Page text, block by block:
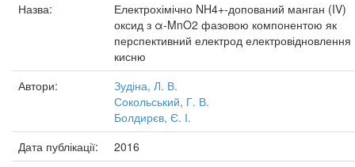
Назва:
Електрохімічно NH4+-допований манган (IV)
оксид з α-MnO2 фазовою компонентою як
перспективний електрод електровідновлення
кисню
Автори:
Зудіна, Л. В.
Сокольський, Г. В.
Болдирєв, Є. І.
Дата публікації:
2016